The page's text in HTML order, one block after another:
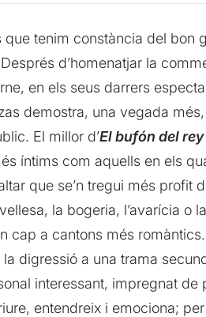
tenim constància del bon
d’homenatjar la
en els seus darrers
demostra, una vegada
El millor d’El bufón del
íntims com aquells en els
que se’n tregui més profit
la bogeria, l’avarícia o
cap a cantons més
digressió a una trama
interessant, impregnat
entendreix i emociona;